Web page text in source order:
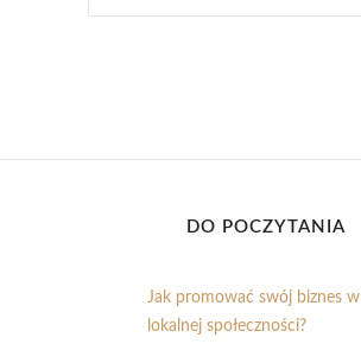
DO POCZYTANIA
Jak promować swój biznes w
lokalnej społeczności?